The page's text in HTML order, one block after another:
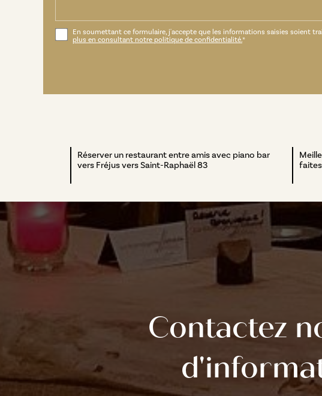
En soumettant ce formulaire, j'accepte que les informations saisies soient
plus en consultant notre politique de confidentialité.*
Réserver un restaurant entre amis avec piano bar
vers Fréjus vers Saint-Raphaël 83
Contactez